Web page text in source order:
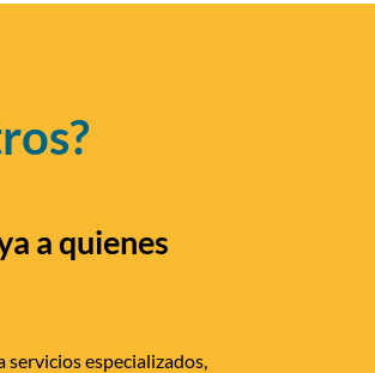
a quienes
especializados,